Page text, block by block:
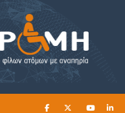
ΔΙΑΒΑΣΤΕ ΕΔΩ ►